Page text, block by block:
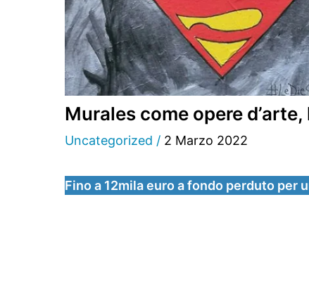
Murales come opere
Uncategorized / 2 Marzo 2022
Fino a 12mila euro a fondo perduto per